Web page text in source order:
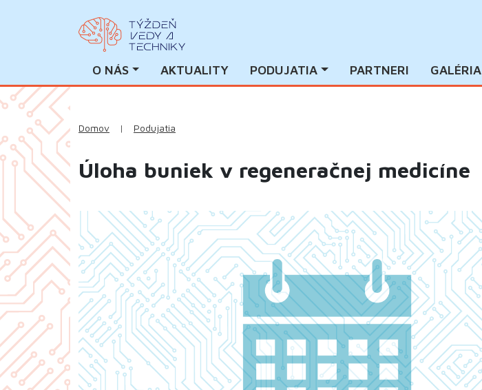
O NÁS AKTUALITY PODUJATIA PARTNERI GALÉRIA
Domov | Podujatia
Úloha buniek v regeneračnej medicíne